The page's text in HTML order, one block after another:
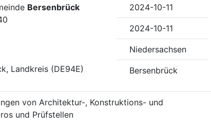
Bersenbrück
Landkreis (DE94E)
2024-10-11
2024-10-11
Niedersachsen
Bersenbrück
von Architektur-, Konstruktions- und
und Prüfstellen